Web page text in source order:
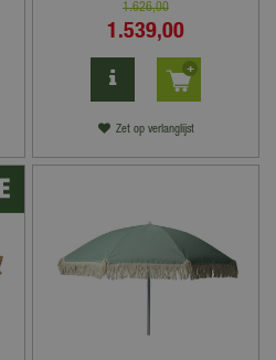
1.626,00
1.539,00
Zet op verlanglijst